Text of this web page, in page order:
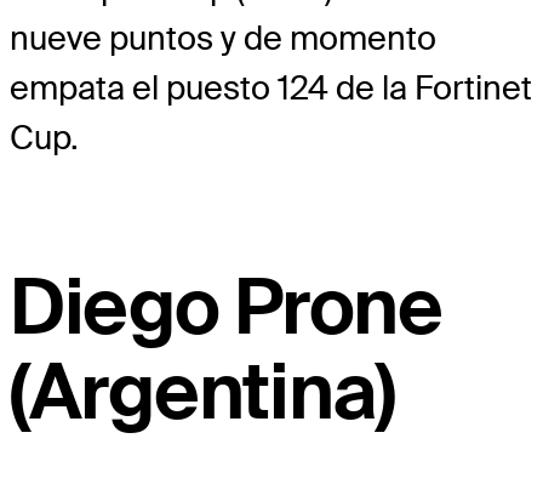
nueve puntos y de momento
empata el puesto 124 de la Fortinet
Cup.
Diego Prone
(Argentina)